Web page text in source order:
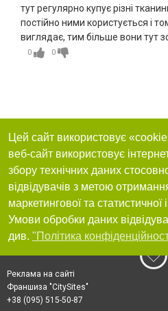
тут регулярно купує різні
постійно ними користується і
виглядає, тим більше вони тут
0 0
Цей сайт використовує
веб-сайт використовує
збору технічних даних
відвідувачів з метою
маркетингової та статистичної
Умови обробки даних
див. "Політика
Реклама на сайті
Франшиза "CitySites"
+38 (095) 515-50-87